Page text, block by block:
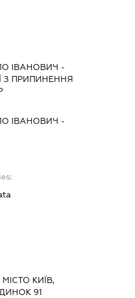
ІВАНОВИЧ -
З ПРИПИНЕННЯ
ІВАНОВИЧ -
КИЇВ,
91